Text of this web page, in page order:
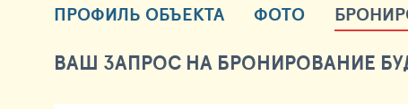
ПРОФИЛЬ ОБЪЕКТА ФОТО
ВАШ ЗАПРОС НА БРОНИРОВАНИЕ